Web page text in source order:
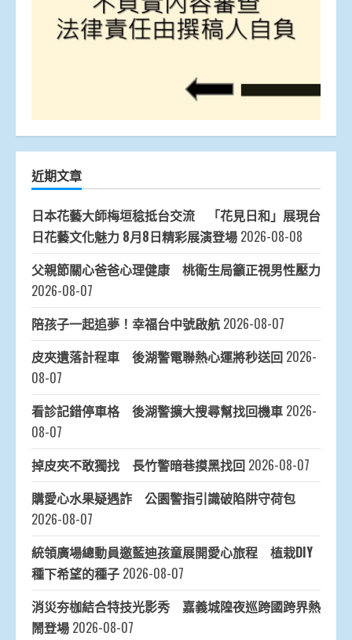
近期文章
日本花藝大師梅垣稔抵台交流 「花見日和」展現台
日花藝文化魅力 8月8日精彩展演登場 2026-08-08
父親節關心爸爸心理健康 桃衛生局籲正視男性壓力
2026-08-07
陪孩子一起追夢！幸福台中號啟航 2026-08-07
皮夾遺落計程車 後湖警電聯熱心運將秒送回 2026-
08-07
看診記錯停車格 後湖警擴大搜尋幫找回機車 2026-
08-07
掉皮夾不敢獨找 長竹警暗巷摸黑找回 2026-08-07
購愛心水果疑遇詐 公園警指引識破陷阱守荷包
2026-08-07
統領廣場總動員邀藍迪孩童展開愛心旅程 植栽DIY
種下希望的種子 2026-08-07
消災夯枷結合特技光影秀 嘉義城隍夜巡跨國跨界熱
鬧登場 2026-08-07